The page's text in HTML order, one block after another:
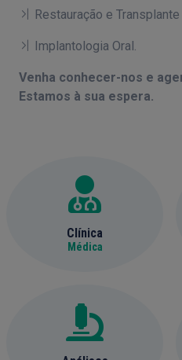
Restauração e Transplante
Implantologia Oral.
Venha conhecer-nos e
Estamos à sua espera.
Clínica
Médica